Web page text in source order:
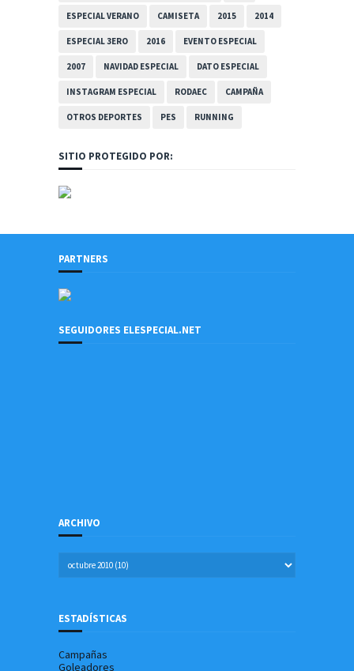
ESPECIAL VERANO CAMISETA 2015 2014
ESPECIAL 3ERO 2016 EVENTO ESPECIAL
2007 NAVIDAD ESPECIAL DATO ESPECIAL
INSTAGRAM ESPECIAL RODAEC CAMPAÑA
OTROS DEPORTES PES RUNNING
SITIO PROTEGIDO POR:
PARTNERS
SEGUIDORES ELESPECIAL.NET
ARCHIVO
ESTADÍSTICAS
Campañas
Goleadores